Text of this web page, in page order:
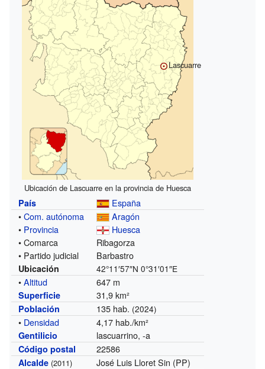
Lascuarre
Ubicación de Lascuarre en la provincia de Huesca
País
España
•Com. autónoma
Aragón
• Provincia
Huesca
• Comarca
Ribagorza
• Partido judicial
Barbastro
Ubicación 42°11′57″N 0°31′01″E
•Altitud 647 m
Superficie 31,9 km²
Población 135 hab. (2024)
• Densidad 4,17 hab./km²
Gentilicio lascuarrino, -a
Código postal 22586
Alcalde (2011) José Luis Lloret Sin (PP)